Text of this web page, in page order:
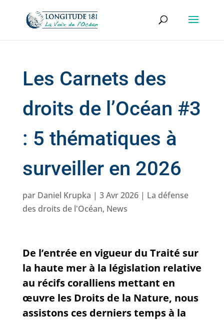
Les Carnets des
droits de l’Océan #3
: 5 thématiques à
surveiller en 2026
par Daniel Krupka | 3 Avr 2026| La défense
des droits de l'Océan, News
De l’entrée en vigueur du Traité sur
la haute mer à la législation relative
au récifs coralliens mettant en
œuvre les Droits de la Nature, nous
assistons ces derniers temps à la